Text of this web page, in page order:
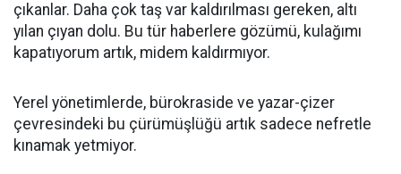
çıkanlar. Daha çok taş var kaldırılması gereken, altı
yılan çıyan dolu. Bu tür haberlere gözümü, kulağımı
kapatıyorum artık, midem kaldırmıyor.
Yerel yönetimlerde, bürokraside ve yazar-çizer
çevresindeki bu çürümüşlüğü artık sadece nefretle
kınamak yetmiyor.